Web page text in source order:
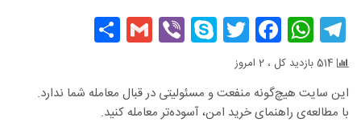
Telegram
WhatsApp
Facebook
Twitter
Skype
Viber
Gmail
این سایت هیچ‌گونه منفعت و مسئولیتی در قبال معامله شما ندارد.
با مطالعه‌ی راهنمای خرید امن، آسوده‌تر معامله کنید.